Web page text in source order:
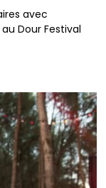
avec
Dour Festival